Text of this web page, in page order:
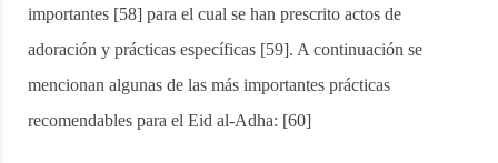
importantes [58] para el cual se han prescrito actos de
adoración y prácticas específicas [59]. A continuación se
mencionan algunas de las más importantes prácticas
recomendables para el Eid al-Adha: [60]